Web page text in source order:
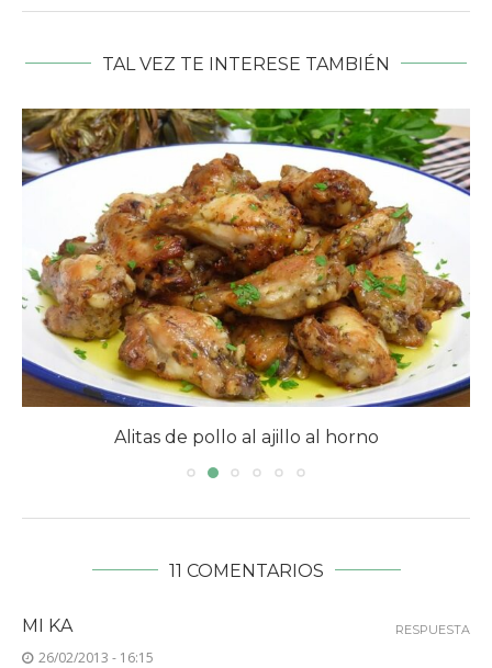
TAL VEZ TE INTERESE TAMBIÉN
Alitas de pollo al ajillo al horno
11 COMENTARIOS
MI KA
26/02/2013 - 16:15
RESPUESTA